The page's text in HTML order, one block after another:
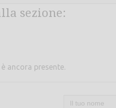
sezione:
ancora presente.